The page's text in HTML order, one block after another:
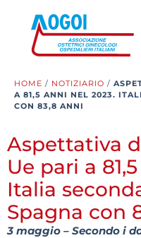
HOME / NOTIZIARIO /
A 81,5 ANNI NEL 2023.
CON 83,8 ANNI
Aspettativa
Ue pari a
Italia
Spagna con
3 maggio – Secondo i